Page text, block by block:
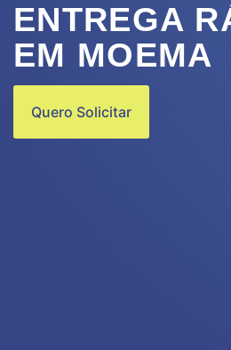
ENTREGA
EM MOEMA
Quero Solicitar